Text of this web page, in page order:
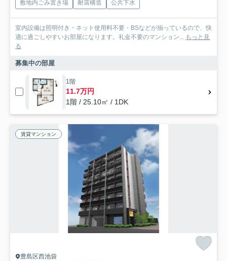
敷地内ごみ置き場
耐震構造 公共下水
室内設備は照明付き・ネット使用料不要・BSなどが揃っているので、快
適に過ごしやすいお部屋になります。礼金不要のマンション...
もっと見
る
募集中の部屋
1階
11.7万円
1階 / 25.10㎡ / 1DK
賃貸マンション
豊島区西池袋